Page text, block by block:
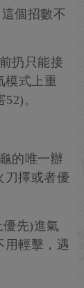
個招數不
扔只能接
模式上重
。
的唯一辦
刀擇或者優
先)進氣
用輕擊，遇